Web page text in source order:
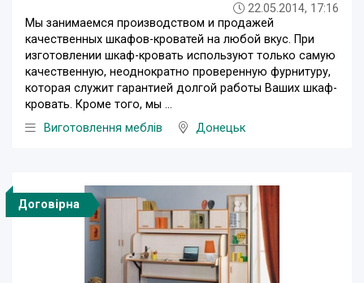
22.05.2014, 17:16
Мы занимаемся производством и продажей
качественных шкафов-кроватей на любой вкус. При
изготовлении шкаф-кровать используют только самую
качественную, неоднократно проверенную фурнитуру,
которая служит гарантией долгой работы Ваших шкаф-
кровать. Кроме того, мы ...
Виготовлення меблів
Донецьк
Договірна